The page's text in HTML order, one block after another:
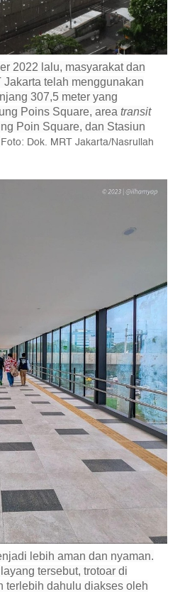
2022 lalu, masyarakat dan
telah menggunakan
307,5 meter yang
Poins Square, area transit
Poin Square, dan Stasiun
Foto: Dok. MRT Jakarta/Nasrullah
lebih aman dan nyaman.
tersebut, trotoar di
terlebih dahulu diakses oleh